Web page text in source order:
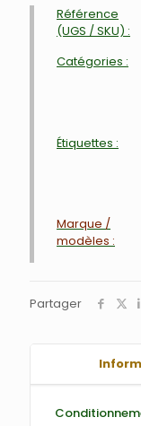
Référence
(UGS / SKU) :
Catégories :
Étiquettes :
Marque /
modèles :
Partager